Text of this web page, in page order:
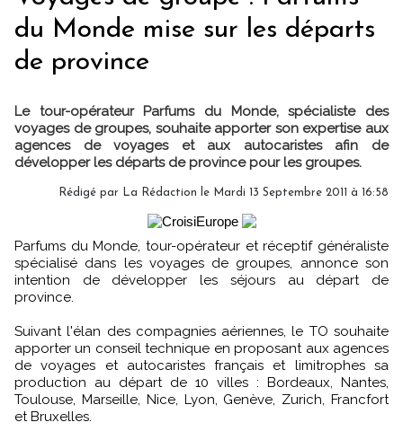
du Monde mise sur les départs
de province
Le tour-opérateur Parfums du Monde, spécialiste des
voyages de groupes, souhaite apporter son expertise aux
agences de voyages et aux autocaristes afin de
développer les départs de province pour les groupes.
Rédigé par La Rédaction le Mardi 13 Septembre 2011 à 16:58
Parfums du Monde, tour-opérateur et réceptif généraliste
spécialisé dans les voyages de groupes, annonce son
intention de développer les séjours au départ de
province.
Suivant l'élan des compagnies aériennes, le TO souhaite
apporter un conseil technique en proposant aux agences
de voyages et autocaristes français et limitrophes sa
production au départ de 10 villes : Bordeaux, Nantes,
Toulouse, Marseille, Nice, Lyon, Genève, Zurich, Francfort
et Bruxelles.